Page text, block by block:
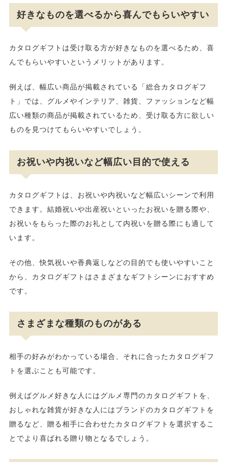
好きなものを選べるから喜んでもらいやすい
カタログギフトは受け取る方が好きなものを選べるため、喜
んでもらいやすいというメリットがあります。
例えば、幅広い商品が掲載されている「総合カタログギフ
ト」では、グルメやインテリア、雑貨、ファッションなど幅
広い種類の商品が掲載されているため、受け取る方に欲しい
ものを見つけてもらいやすいでしょう。
お祝いや内祝いなど幅広い目的で使える
カタログギフトは、お祝いや内祝いなど幅広いシーンで利用
できます。結婚祝いや出産祝いといったお祝いを贈る際や、
お祝いをもらった際のお礼として内祝いを贈る際にも適して
います。
その他、快気祝いや香典返しなどの目的でも使いやすいこと
から、カタログギフトはさまざまなギフトシーンにおすすめ
です。
さまざまな種類のものがある
相手の好みがわかっている場合、それに合ったカタログギフ
トを選ぶことも可能です。
例えばグルメ好きな人にはグルメ専門のカタログギフトを、
おしゃれな雑貨が好きな人にはブランドのカタログギフトを
贈るなど、贈る相手に合わせたカタログギフトを選択するこ
とでより喜ばれる贈り物となるでしょう。